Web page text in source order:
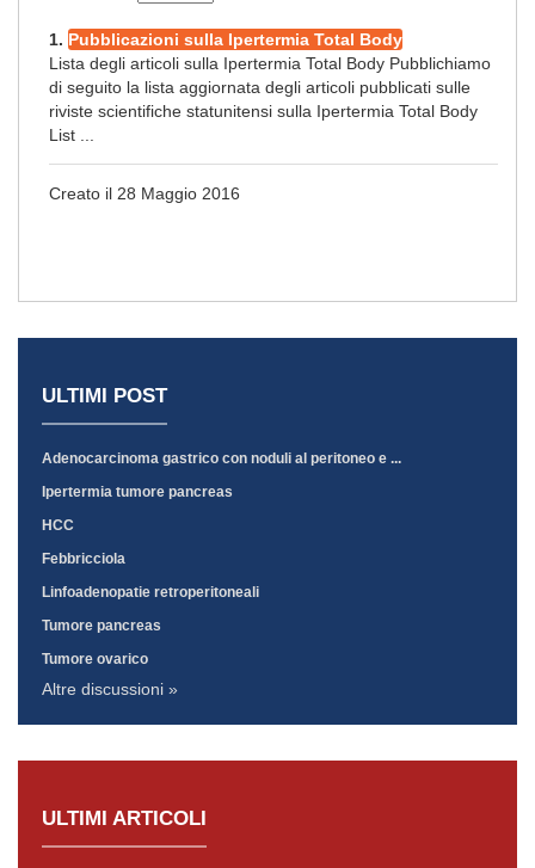
1. Pubblicazioni sulla Ipertermia Total Body
Lista degli articoli sulla Ipertermia Total Body Pubblichiamo
di seguito la lista aggiornata degli articoli pubblicati sulle
riviste scientifiche statunitensi sulla Ipertermia Total Body
List ...
Creato il 28 Maggio 2016
ULTIMI POST
Adenocarcinoma gastrico con noduli al peritoneo e ...
Ipertermia tumore pancreas
HCC
Febbricciola
Linfoadenopatie retroperitoneali
Tumore pancreas
Tumore ovarico
Altre discussioni »
ULTIMI ARTICOLI